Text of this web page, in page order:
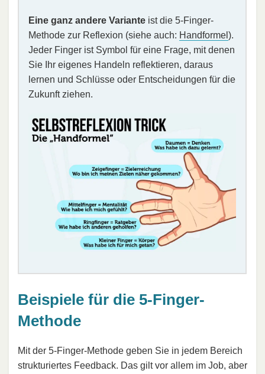
Eine ganz andere Variante ist die 5-Finger-
Methode zur Reflexion (siehe auch: Handformel ).
Jeder Finger ist Symbol für eine Frage, mit denen
Sie Ihr eigenes Handeln reflektieren, daraus
lernen und Schlüsse oder Entscheidungen für die
Zukunft ziehen.
Beispiele für die 5-Finger-
Methode
Mit der 5-Finger-Methode geben Sie in jedem Bereich
strukturiertes Feedback. Das gilt vor allem im Job, aber